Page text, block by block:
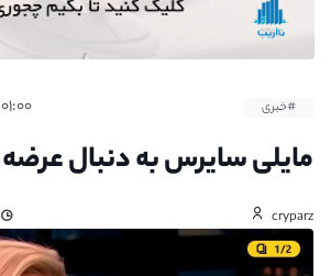
#خبری ۰۱:۰۰ سه شنبه - ۱۴۰۱/۶/۱
مایلی سایرس به دنبال عرضه NFT
cryparz